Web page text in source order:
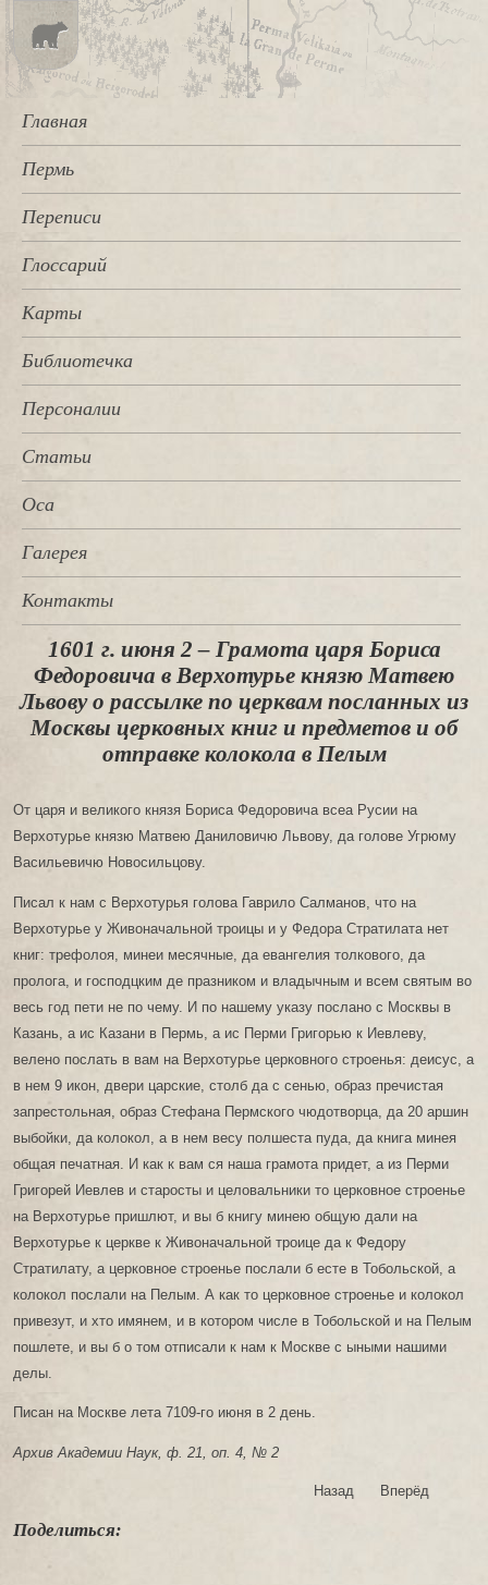
Главная
Пермь
Переписи
Глоссарий
Карты
Библиотечка
Персоналии
Статьи
Оса
Галерея
Контакты
1601 г. июня 2 – Грамота царя Бориса
Федоровича в Верхотурье князю Матвею
Львову о рассылке по церквам посланных из
Москвы церковных книг и предметов и об
отправке колокола в Пелым
От царя и великого князя Бориса Федоровича всеа Русии на
Верхотурье князю Матвею Даниловичю Львову, да голове Угрюму
Васильевичю Новосильцову.
Писал к нам с Верхотурья голова Гаврило Салманов, что на
Верхотурье у Живоначальной троицы и у Федора Стратилата нет
книг: трефолоя, минеи месячные, да евангелия толкового, да
пролога, и господцким де празником и владычным и всем святым во
весь год пети не по чему. И по нашему указу послано с Москвы в
Казань, а ис Казани в Пермь, а ис Перми Григорью к Иевлеву,
велено послать в вам на Верхотурье церковного строенья: деисус, а
в нем 9 икон, двери царские, столб да с сенью, образ пречистая
запрестольная, образ Стефана Пермского чюдотворца, да 20 аршин
выбойки, да колокол, а в нем весу полшеста пуда, да книга минея
общая печатная. И как к вам ся наша грамота придет, а из Перми
Григорей Иевлев и старосты и целовальники то церковное строенье
на Верхотурье пришлют, и вы б книгу минею общую дали на
Верхотурье к церкве к Живоначальной троице да к Федору
Стратилату, а церковное строенье послали б есте в Тобольской, а
колокол послали на Пелым. А как то церковное строенье и колокол
привезут, и хто имянем, и в котором числе в Тобольской и на Пелым
пошлете, и вы б о том отписали к нам к Москве с ыными нашими
делы.
Писан на Москве лета 7109-го июня в 2 день.
Архив Академии Наук, ф. 21, оп. 4, № 2
Назад Вперёд
Поделиться: